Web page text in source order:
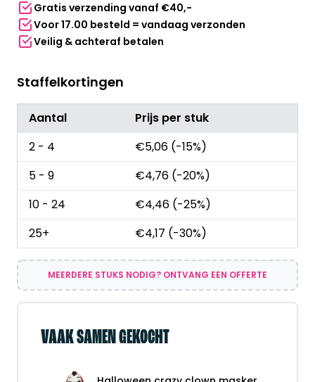
Gratis verzending vanaf €40,-
Voor 17.00 besteld = vandaag verzonden
Veilig & achteraf betalen
Staffelkortingen
Aantal
Prijs per stuk
2 - 4
€5,06 (-15%)
5 - 9
€4,76 (-20%)
10 - 24
€4,46 (-25%)
25+
€4,17 (-30%)
MEERDERE STUKS NODIG? ONTVANG EEN OFFERTE
VAAK SAMEN GEKOCHT